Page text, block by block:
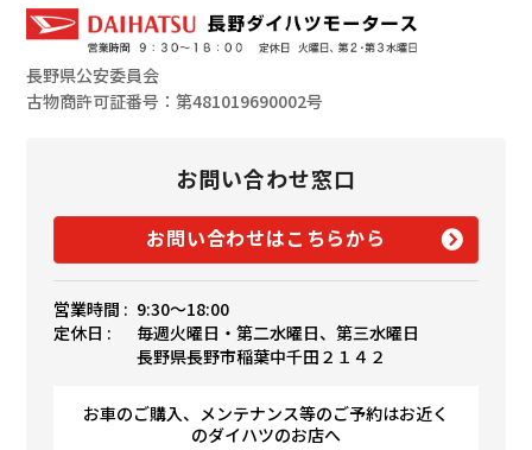
長野県公安委員会
古物商許可証番号：第481019690002号
お問い合わせ窓口
お問い合わせはこちらから
営業時間 : 9:30〜18:00
定休日 :
毎週火曜日・第二水曜日、第三水曜日
長野県長野市稲葉中千田２１４２
お車のご購入、メンテナンス等のご予約はお近く
のダイハツのお店へ